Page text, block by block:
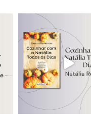
edicoesmahatma
Jul 29